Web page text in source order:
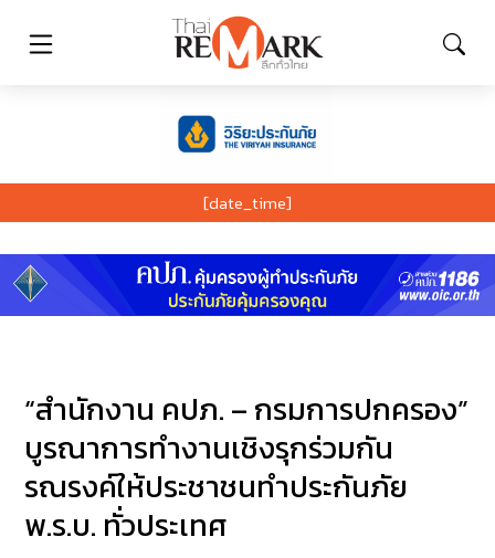
[date_time]
“สำนักงาน คปภ. – กรมการปกครอง”
บูรณาการทำงานเชิงรุกร่วมกัน
รณรงค์ให้ประชาชนทำประกันภัย
พ.ร.บ. ทั่วประเทศ